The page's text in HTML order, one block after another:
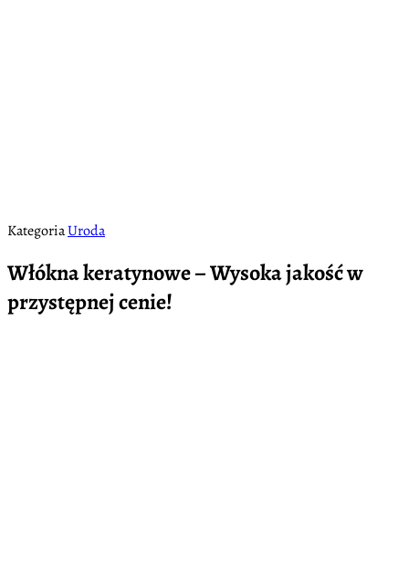
KategoriaUroda
Włókna keratynowe – Wysoka jakość w
przystępnej cenie!